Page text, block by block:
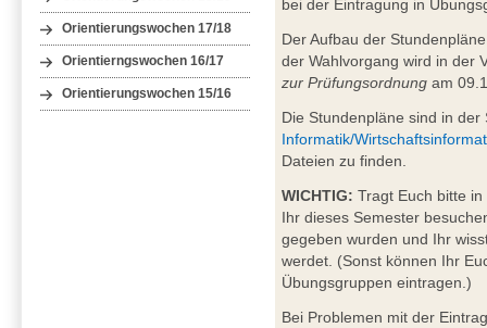
Orientierungswochen 17/18
Orientierngswochen 16/17
Orientierungswochen 15/16
bei der Eintragung in
Der Aufbau der
der Wahlvorgang wird in der
zur Prüfungsordnung am
Die Stundenpläne sind in
Informatik/
Dateien zu finden.
WICHTIG: Tragt Euch bitte in
Ihr dieses Semester
gegeben wurden und Ihr
werdet. (Sonst können Ihr
Übungsgruppen eintragen.)
Bei Problemen mit der